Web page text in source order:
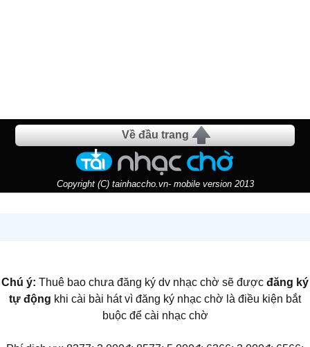
Về đầu trang
Copyright (C) tainhaccho.vn- mobile version 2013
Chú ý: Thuê bao chưa đăng ký dv nhạc chờ sẽ được đăng ký
tự động khi cài bài hát vì đăng ký nhạc chờ là điều kiện bắt
buộc để cài nhạc chờ